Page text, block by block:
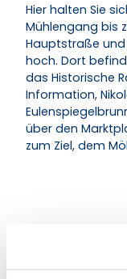
Hier halten Sie
Mühlengang bis
Hauptstraße
hoch. Dort
das Historische
Information,
über den
zum Ziel, dem